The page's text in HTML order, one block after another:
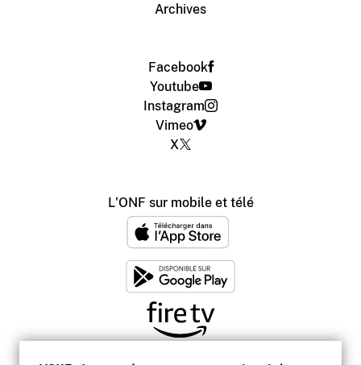
Archives
Facebook
Youtube
Instagram
Vimeo
X
L'ONF sur mobile et télé